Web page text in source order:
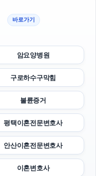
바로가기
암요양병원
구로하수구막힘
불륜증거
평택이혼전문변호사
안산이혼전문변호사
이혼변호사